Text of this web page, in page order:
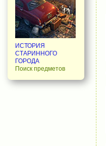
ИСТОРИЯ
СТАРИННОГО
ГОРОДА
Поиск предметов